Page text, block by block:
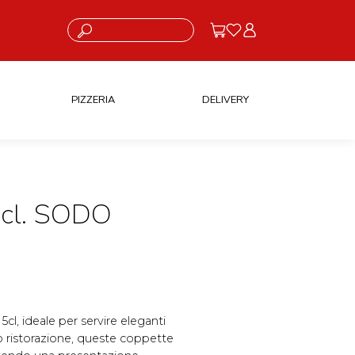
Cosa stai cercando?
PIZZERIA DELIVERY
SODO
ideale per servire eleganti
queste coppette